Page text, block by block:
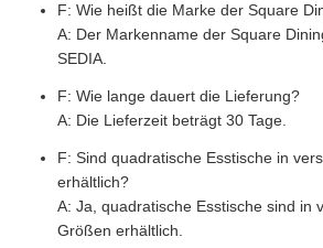
F: Wie heißt die Marke der Square
A: Der Markenname der Square
SEDIA.
F: Wie lange dauert die Lieferung?
A: Die Lieferzeit beträgt 30 Tage.
F: Sind quadratische Esstische in
erhältlich?
A: Ja, quadratische Esstische sind in
Größen erhältlich.